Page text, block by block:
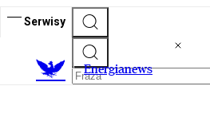
Serwisy
Energianews